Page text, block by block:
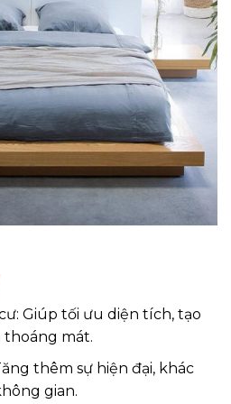
Giúp tối ưu diện tích, tạo
thoáng mát.
thêm sự hiện đại, khác
gian.